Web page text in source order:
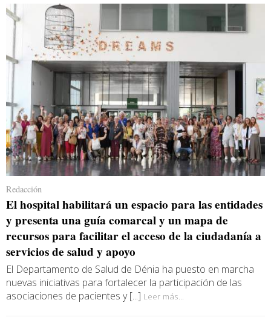
Redacción
El hospital habilitará un espacio para las entidades
y presenta una guía comarcal y un mapa de
recursos para facilitar el acceso de la ciudadanía a
servicios de salud y apoyo
El Departamento de Salud de Dénia ha puesto en marcha
nuevas iniciativas para fortalecer la participación de las
asociaciones de pacientes y [...] Leer más...